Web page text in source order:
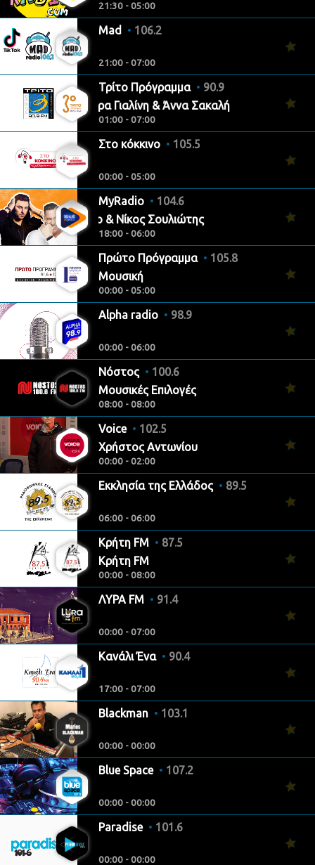
21:30 - 05:00
Mad 106.2
21:00 - 07:00
Τρίτο Πρόγραμμα
90.9
Αλεξάνδρα Γιαλίνη & Άννα Σακαλή
01:00 - 07:00
Στο κόκκινο 105.5
00:00 - 05:00
MyRadio
104.6
Valentino & Νίκος Σουλιώτης
18:00 - 06:00
Πρώτο Πρόγραμμα
105.8
Μουσική
00:00 - 05:00
Alpha radio 98.9
00:00 - 06:00
Νόστος
100.6
Μουσικές Επιλογές
08:00 - 08:00
Voice
102.5
Χρήστος Αντωνίου
00:00 - 02:00
Εκκλησία της Ελλάδος 89.5
06:00 - 06:00
Κρήτη FM
87.5
Κρήτη FM
00:00 - 08:00
ΛΥΡΑ FM 91.4
00:00 - 07:00
Κανάλι Ένα 90.4
17:00 - 07:00
Blackman 103.1
00:00 - 00:00
Blue Space 107.2
00:00 - 00:00
Paradise 101.6
00:00 - 00:00